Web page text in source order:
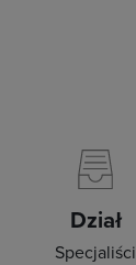
Dział
Specjaliści